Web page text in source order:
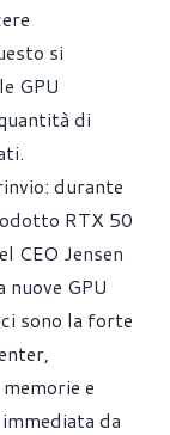
si
GPU
di
durante
RTX 50
CEO Jensen
GPU
sono la forte
e
da